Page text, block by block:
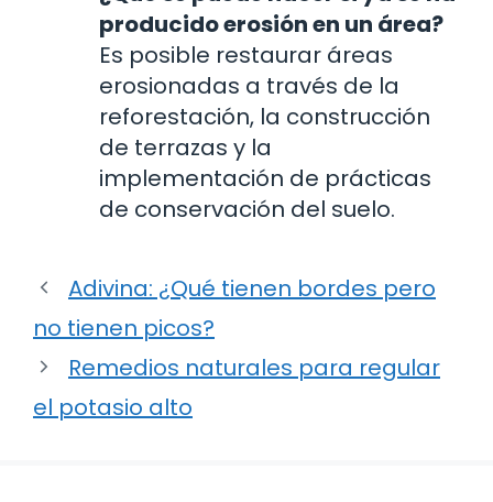
producido erosión en un área?
Es posible restaurar áreas
erosionadas a través de la
reforestación, la construcción
de terrazas y la
implementación de prácticas
de conservación del suelo.
Adivina: ¿Qué tienen bordes pero
no tienen picos?
Remedios naturales para regular
el potasio alto